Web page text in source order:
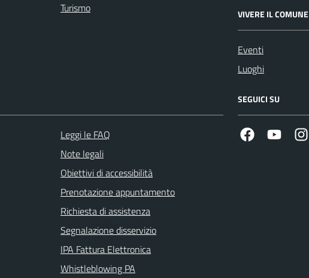
Turismo
VIVERE IL COMUNE
Eventi
Luoghi
Leggi le FAQ
Note legali
Obiettivi di accessibilità
Prenotazione appuntamento
Richiesta di assistenza
Segnalazione disservizio
IPA Fattura Elettronica
Whistleblowing PA
SEGUICI SU
FacebookYoutube